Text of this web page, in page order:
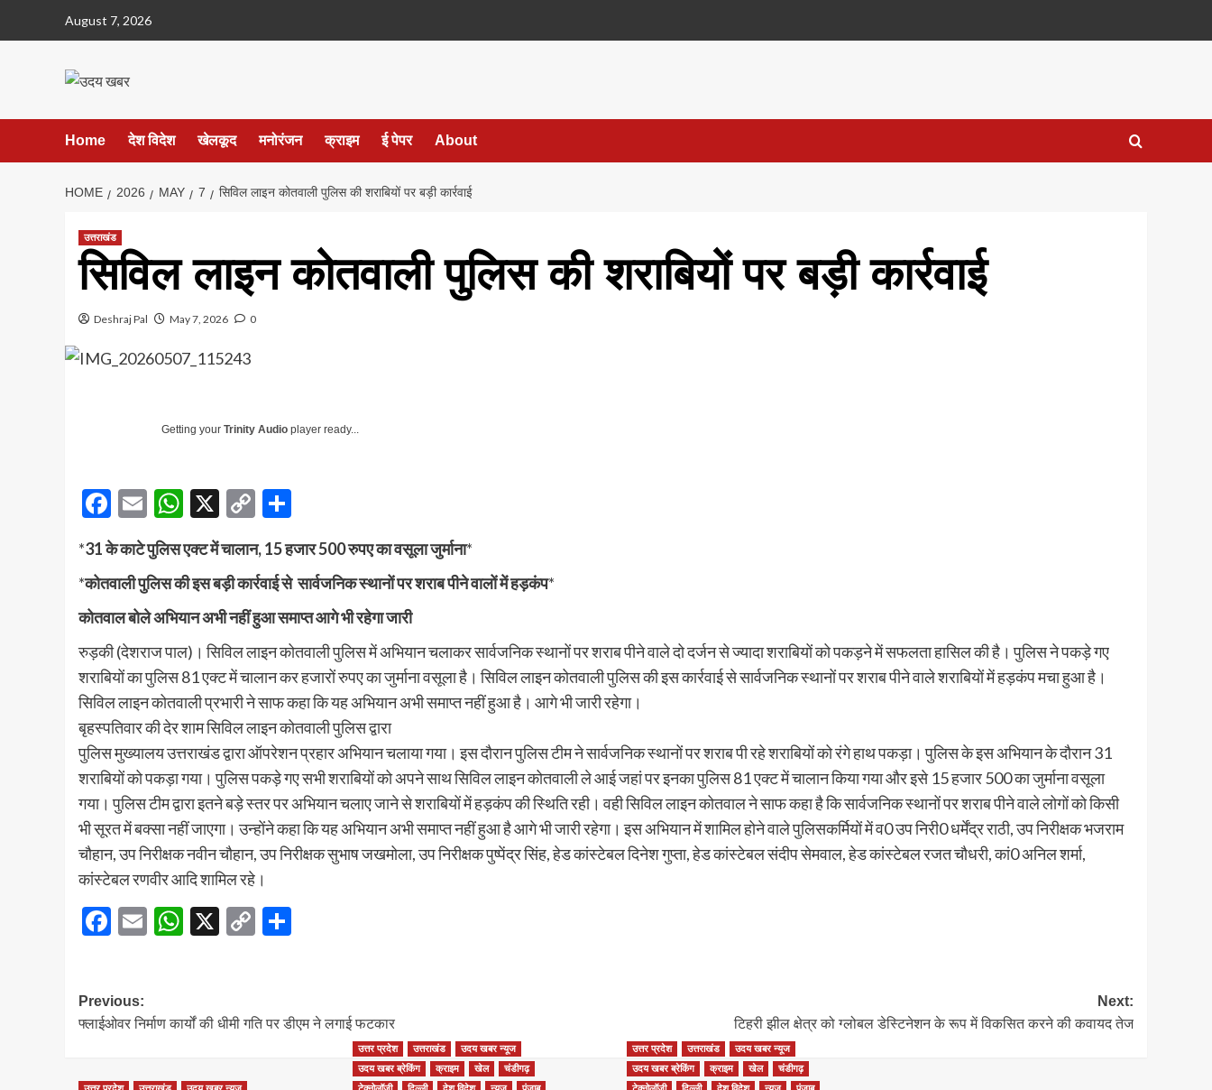
August 7, 2026
Home देश विदेश खेलकूद मनोरंजन क्राइम ई पेपर About
HOME 2026 MAY 7 सिविल लाइन कोतवाली पुलिस की शराबियों पर बड़ी कार्रवाई
उत्तराखंड
सिविल लाइन कोतवाली पुलिस की शराबियों पर बड़ी कार्रवाई
Deshraj Pal May 7, 2026 0
Getting your Trinity Audio player ready...
Facebook
EmailWhatsApp
X
Copy
*31 के काटे पुलिस एक्ट में चालान, 15 हजार 500 रुपए का वसूला जुर्माना*
*कोतवाली पुलिस की इस बड़ी कार्रवाई से सार्वजनिक स्थानों पर शराब पीने वालों में हड़कंप*
कोतवाल बोले अभियान अभी नहीं हुआ समाप्त आगे भी रहेगा जारी
रुड़की (देशराज पाल)। सिविल लाइन कोतवाली पुलिस में अभियान चलाकर सार्वजनिक स्थानों पर शराब पीने वाले दो दर्जन से ज्यादा शराबियों को पकड़ने में सफलता हासिल की है। पुलिस ने पकड़े गए
शराबियों का पुलिस 81 एक्ट में चालान कर हजारों रुपए का जुर्माना वसूला है। सिविल लाइन कोतवाली पुलिस की इस कार्रवाई से सार्वजनिक स्थानों पर शराब पीने वाले शराबियों में हड़कंप मचा हुआ है।
सिविल लाइन कोतवाली प्रभारी ने साफ कहा कि यह अभियान अभी समाप्त नहीं हुआ है। आगे भी जारी रहेगा।
बृहस्पतिवार की देर शाम सिविल लाइन कोतवाली पुलिस द्वारा
पुलिस मुख्यालय उत्तराखंड द्वारा ऑपरेशन प्रहार अभियान चलाया गया। इस दौरान पुलिस टीम ने सार्वजनिक स्थानों पर शराब पी रहे शराबियों को रंगे हाथ पकड़ा। पुलिस के इस अभियान के दौरान 31
शराबियों को पकड़ा गया। पुलिस पकड़े गए सभी शराबियों को अपने साथ सिविल लाइन कोतवाली ले आई जहां पर इनका पुलिस 81 एक्ट में चालान किया गया और इसे 15 हजार 500 का जुर्माना वसूला
गया। पुलिस टीम द्वारा इतने बड़े स्तर पर अभियान चलाए जाने से शराबियों में हड़कंप की स्थिति रही। वही सिविल लाइन कोतवाल ने साफ कहा है कि सार्वजनिक स्थानों पर शराब पीने वाले लोगों को किसी
भी सूरत में बक्सा नहीं जाएगा। उन्होंने कहा कि यह अभियान अभी समाप्त नहीं हुआ है आगे भी जारी रहेगा। इस अभियान में शामिल होने वाले पुलिसकर्मियों में व0 उप निरी0 धर्मेंद्र राठी, उप निरीक्षक भजराम
चौहान, उप निरीक्षक नवीन चौहान, उप निरीक्षक सुभाष जखमोला, उप निरीक्षक पुष्पेंद्र सिंह, हेड कांस्टेबल दिनेश गुप्ता, हेड कांस्टेबल संदीप सेमवाल, हेड कांस्टेबल रजत चौधरी, कां0 अनिल शर्मा,
कांस्टेबल रणवीर आदि शामिल रहे।
Facebook
EmailWhatsApp
X
Copy
Post
navigation
Previous:
फ्लाईओवर निर्माण कार्यों की धीमी गति पर डीएम ने लगाई फटकार
Next:
टिहरी झील क्षेत्र को ग्लोबल डेस्टिनेशन के रूप में विकसित करने की कवायद तेज
उत्तर प्रदेश उत्तराखंड
उदय खबर न्यूज
उदय खबर ब्रेकिंग
क्राइम खेल
चंडीगढ़
उत्तर प्रदेश उत्तराखंड
उदय खबर न्यूज
उदय खबर ब्रेकिंग
क्राइम खेल
चंडीगढ़